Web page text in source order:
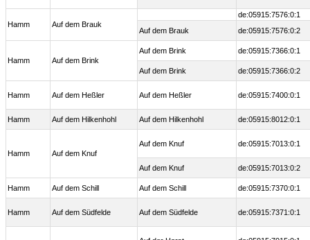
Hamm Auf dem Brauk
de:05915:7576:0:1
Auf dem Brauk
de:05915:7576:0:2
Hamm Auf dem Brink
Auf dem Brink de:05915:7366:0:1
Auf dem Brink de:05915:7366:0:2
Hamm Auf dem Heßler Auf dem Heßler de:05915:7400:0:1
Hamm Auf dem Hilkenhohl Auf dem Hilkenhohl de:05915:8012:0:1
Hamm Auf dem Knuf
Auf dem Knuf de:05915:7013:0:1
Auf dem Knuf de:05915:7013:0:2
Hamm Auf dem Schill Auf dem Schill de:05915:7370:0:1
Hamm Auf dem Südfelde Auf dem Südfelde de:05915:7371:0:1